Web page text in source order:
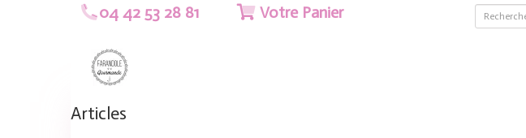
04 42 53 28 81 Votre Panier
Articles